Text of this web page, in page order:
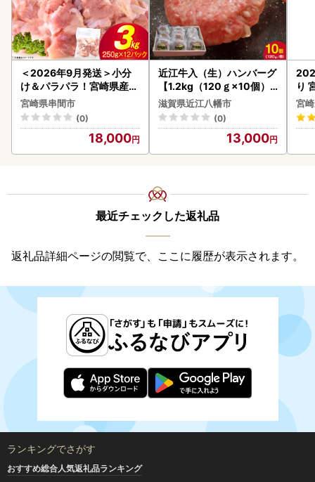
＜2026年9月発送＞小分
け＆パラパラ！宮崎県産鶏
ももカット合計3kg_K043
-009-2609
宮崎県串間市
(0)
18,000
近江牛入（生）ハンバーグ
【1.2kg（120ｇ×10個）
】【AG09W】
滋賀県近江八幡市
(0)
13,000
り
宮
最近チェックした返礼品
返礼品詳細ページの閲覧で、ここに履歴が表示されます。
ランキングでさがす
おすすめ総合人気返礼品ランキング